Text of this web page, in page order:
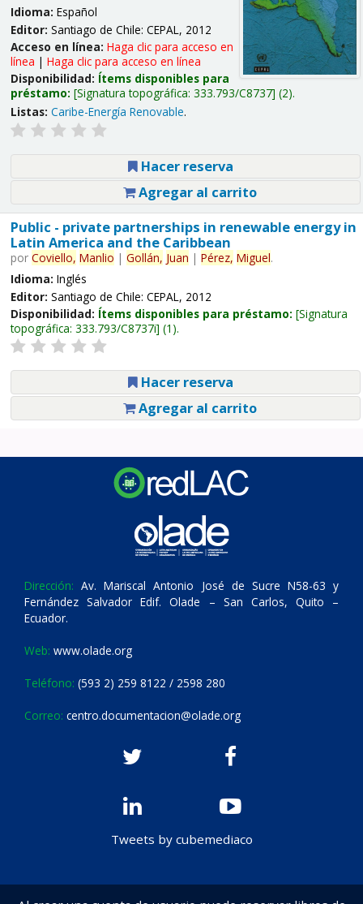
Idioma: Español
Editor: Santiago de Chile: CEPAL, 2012
Acceso en línea: Haga clic para acceso en
línea | Haga clic para acceso en línea
Disponibilidad: Ítems disponibles para
préstamo: Signatura topográfica: 333.793/C8737 (2).
Listas: Caribe-Energía Renovable.
Hacer reserva
Agregar al carrito
Public - private partnerships in renewable energy in
Latin America and the Caribbean
por Coviello, Manlio | Gollán, Juan | Pérez, Miguel.
Idioma: Inglés
Editor: Santiago de Chile: CEPAL, 2012
Disponibilidad: Ítems disponibles para préstamo: Signatura
topográfica: 333.793/C8737i (1).
Hacer reserva
Agregar al carrito
Dirección: Av. Mariscal Antonio José de Sucre N58-63 y
Fernández Salvador Edif. Olade – San Carlos, Quito –
Ecuador.
Web: www.olade.org
Teléfono: (593 2) 259 8122 / 2598 280
Correo: centro.documentacion@olade.org
Tweets by cubemediaco